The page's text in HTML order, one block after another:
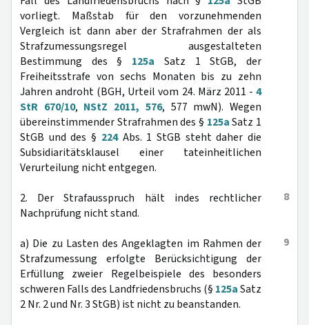
vorliegt. Maßstab für den vorzunehmenden
Vergleich ist dann aber der Strafrahmen der als
Strafzumessungsregel ausgestalteten
Bestimmung des § 125a Satz 1 StGB, der
Freiheitsstrafe von sechs Monaten bis zu zehn
Jahren androht (BGH, Urteil vom 24. März 2011 - 4
StR 670/10, NStZ 2011, 576, 577 mwN). Wegen
übereinstimmender Strafrahmen des § 125aSatz 1
StGB und des § 224Abs. 1 StGB steht daher die
Subsidiaritätsklausel einer tateinheitlichen
Verurteilung nicht entgegen.
8
2. Der Strafausspruch hält indes rechtlicher
Nachprüfung nicht stand.
9
a) Die zu Lasten des Angeklagten im Rahmen der
Strafzumessung erfolgte Berücksichtigung der
Erfüllung zweier Regelbeispiele des besonders
schweren Falls des Landfriedensbruchs (§ 125aSatz
2 Nr. 2 und Nr. 3 StGB) ist nicht zu beanstanden.